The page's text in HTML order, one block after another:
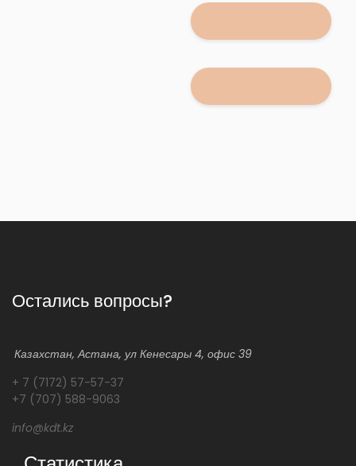
Остались вопросы?
Казахстан, Астана, ул Кенесары 4, офис 39
+ 7 (7172) 57-57-37
+7 (707) 588-9063
info@kdt.kz